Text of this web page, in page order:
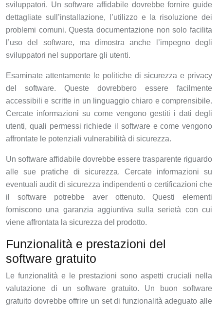
sviluppatori. Un software affidabile dovrebbe fornire guide
dettagliate sull’installazione, l’utilizzo e la risoluzione dei
problemi comuni. Questa documentazione non solo facilita
l’uso del software, ma dimostra anche l’impegno degli
sviluppatori nel supportare gli utenti.
Esaminate attentamente le politiche di sicurezza e privacy
del software. Queste dovrebbero essere facilmente
accessibili e scritte in un linguaggio chiaro e comprensibile.
Cercate informazioni su come vengono gestiti i dati degli
utenti, quali permessi richiede il software e come vengono
affrontate le potenziali vulnerabilità di sicurezza.
Un software affidabile dovrebbe essere trasparente riguardo
alle sue pratiche di sicurezza. Cercate informazioni su
eventuali audit di sicurezza indipendenti o certificazioni che
il software potrebbe aver ottenuto. Questi elementi
forniscono una garanzia aggiuntiva sulla serietà con cui
viene affrontata la sicurezza del prodotto.
Funzionalità e prestazioni del
software gratuito
Le funzionalità e le prestazioni sono aspetti cruciali nella
valutazione di un software gratuito. Un buon software
gratuito dovrebbe offrire un set di funzionalità adeguato alle